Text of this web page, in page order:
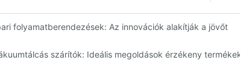
folyamatberendezések: Az innovációk alakítják a jövőt
szárítók: Ideális megoldások érzékeny